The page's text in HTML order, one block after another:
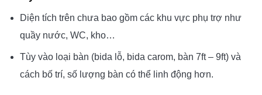
Diện tích trên chưa bao gồm các khu vực phụ trợ như
quầy nước, WC, kho…
Tùy vào loại bàn (bida lỗ, bida carom, bàn 7ft – 9ft) và
cách bố trí, số lượng bàn có thể linh động hơn.